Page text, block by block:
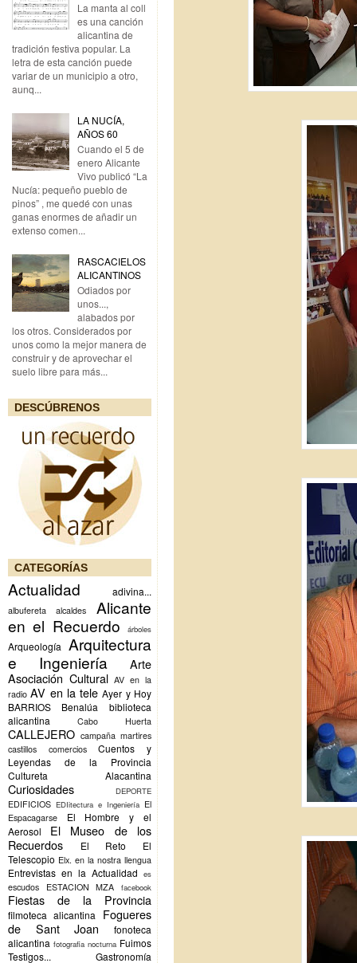
La manta al coll
es una canción
alicantina de
tradición festiva popular. La
letra de esta canción puede
variar de un municipio a otro,
aunq...
LA NUCÍA,
AÑOS 60
Cuando el 5 de
enero Alicante
Vivo publicó “La
Nucía: pequeño pueblo de
pinos” , me quedé con unas
ganas enormes de añadir un
extenso comen...
RASCACIELOS
ALICANTINOS
Odiados por
unos...,
alabados por
los otros. Considerados por
unos como la mejor manera de
construir y de aprovechar el
suelo libre para más...
DESCÚBRENOS
CATEGORÍAS
Actualidad adivina...
albufereta alcaldes
Alicante
en el Recuerdo
árboles
Arqueología Arquitectura
e Ingeniería
Arte
Asociación Cultural AV en la
radio AV en la tele Ayer y Hoy
BARRIOS
Benalúa
biblioteca
alicantina
Cabo Huerta
CALLEJERO campaña martires
castillos
comercios
Cuentos y
Leyendas de la Provincia
Cultureta Alacantina
Curiosidades DEPORTE
EDIFICIOS EDIitectura e Ingeniería El
Espacagarse
El Hombre y el
Aerosol
El Museo de los
Recuerdos
El Reto
El
Telescopio Elx. en la nostra llengua
Entrevistas en la Actualidad es
escudos ESTACION MZA facebook
Fiestas de la Provincia
filmoteca alicantina
Fogueres
de Sant Joan
fonoteca
alicantina fotografia nocturna Fuimos
Testigos...
Gastronomía